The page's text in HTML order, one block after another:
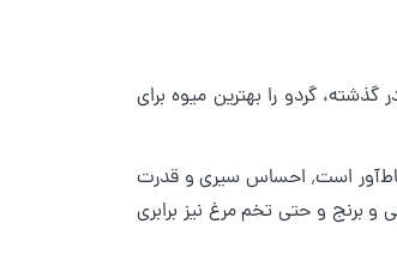
گردو را بهترین میوه برای
گردو پروتئین٬ ویتامین B٬ روی٬ منیزیم٬ آهن، امگا۳ و کلسیم زیادی در خود دارد و گذشته از این که نشاط‌آور است٬ احساس سیری و قدرت
و برنج و حتی تخم مرغ نیز برابری